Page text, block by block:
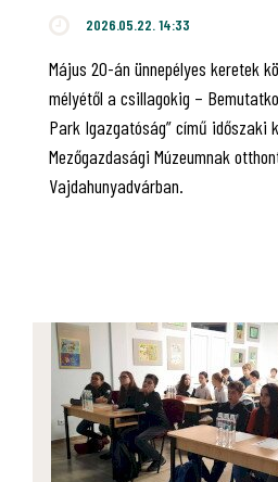
2026.05.22. 14:33
Május 20-án ünnepélyes keretek
mélyétől a csillagokig –
Park Igazgatóság” című időszaki
Mezőgazdasági Múzeumnak
Vajdahunyadvárban.